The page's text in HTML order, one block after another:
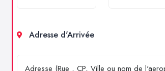
Adresse d'Arrivée